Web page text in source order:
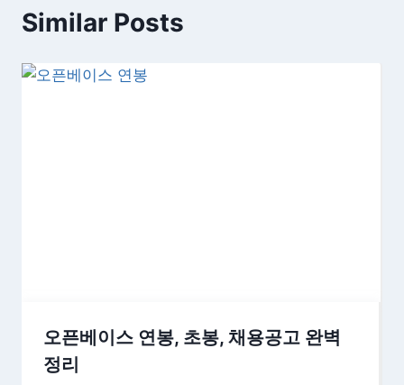
Similar Posts
오픈베이스 연봉, 초봉, 채용공고 완벽
정리